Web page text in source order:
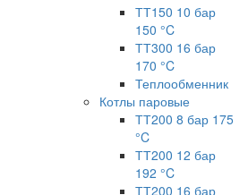
ТТ150 10 бар
150 °C
ТТ300 16 бар
170 °C
Теплообменник
Котлы паровые
ТТ200 8 бар 175
°C
ТТ200 12 бар
192 °C
ТТ200 16 бар